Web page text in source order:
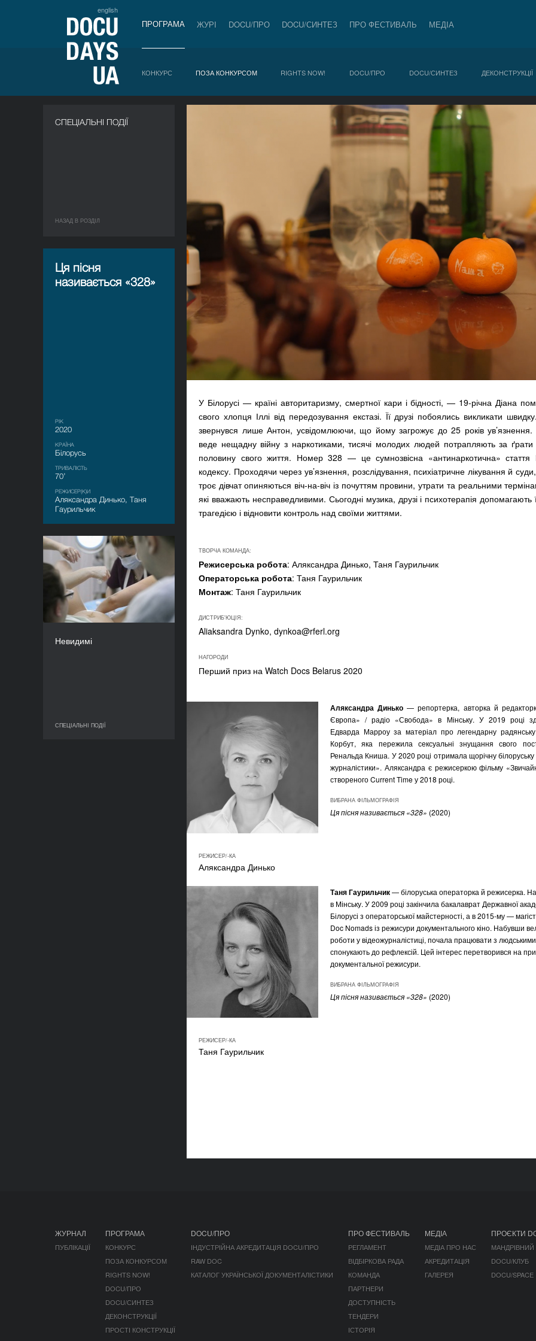
english
ПРОГРАМА ЖУРІ DOCU/ПРО DOCU/СИНТЕЗ ПРО ФЕСТИВАЛЬ МЕДІА
КОНКУРС ПОЗА КОНКУРСОМ RIGHTS NOW! DOCU/ПРО DOCU/СИНТЕЗ ДЕКОНСТРУКЦІЇ
СПЕЦІАЛЬНІ ПОДІЇ
НАЗАД В РОЗДIЛ
Ця пісня
називається «328»
РІК
2020
КРАЇНА
Білорусь
ТРИВАЛІСТЬ
70’
РЕЖИСЕР(К)И
Аляксандра Динько, Таня
Гаурильчик
У Білорусі — країні авторитаризму, смертної кари і бідності, — 19-річна Діана
свого хлопця Іллі від передозування екстазі. Її друзі побоялись викликати
звернувся лише Антон, усвідомлюючи, що йому загрожує до 25 років ув’язнення.
веде нещадну війну з наркотиками, тисячі молодих людей потрапляють за
половину свого життя. Номер 328 — це сумнозвісна «антинаркотична» стаття
кодексу. Проходячи через ув’язнення, розслідування, психіатричне лікування й
троє дівчат опиняються віч-на-віч із почуттям провини, утрати та реальними
які вважають несправедливими. Сьогодні музика, друзі і психотерапія допомагають
трагедією і відновити контроль над своїми життями.
ТВОРЧА КОМАНДА:
Режисерська робота: Аляксандра Динько, Таня Гаурильчик
Операторська робота: Таня Гаурильчик
Монтаж: Таня Гаурильчик
ДИСТРИБ'ЮЦІЯ:
Aliaksandra Dynko, dynkoa@rferl.org
НАГОРОДИ
Перший приз на Watch Docs Belarus 2020
РЕЖИСЕР/-КА
Аляксандра Динько
Аляксандра Динько — репортерка, авторка й
Європа» / радіо «Свобода» в Мінську. У 2019 році
Едварда Марроу за матеріал про легендарну радянську
Корбут, яка пережила сексуальні знущання свого
Ренальда Книша. У 2020 році отримала щорічну
журналістики». Аляксандра є режисеркою фільму
створеного Current Time у 2018 році.
ВИБРАНА ФІЛЬМОГРАФІЯ
Ця пісня називається «328» (2020)
РЕЖИСЕР/-КА
Таня Гаурильчик
Таня Гаурильчик— білоруська операторка й режисерка.
в Мінську. У 2009 році закінчила бакалаврат Державної
Білорусі з операторської майстерності, а в 2015-му —
Doc Nomads із режисури документального кіно. Набувши
роботи у відеожурналістиці, почала працювати з людськими
спонукають до рефлексій. Цей інтерес перетворився на
документальної режисури.
ВИБРАНА ФІЛЬМОГРАФІЯ
Ця пісня називається «328» (2020)
Невидимі
СПЕЦІАЛЬНІ ПОДІЇ
Невидимі
2020
КРАЇНА
Словаччина
РЕЖИСЕР/-КА
ЖУРНАЛ
ПУБЛІКАЦІЇ
ПРОГРАМА
КОНКУРС
ПОЗА КОНКУРСОМ
RIGHTS NOW!
DOCU/ПРО
DOCU/СИНТЕЗ
ДЕКОНСТРУКЦІЇ
ПРОСТІ КОНСТРУКЦІЇ
DOCU/ПРО
ІНДУСТРІЙНА АКРЕДИТАЦІЯ DOCU/ПРО
RAW DOC
КАТАЛОГ УКРАЇНСЬКОЇ ДОКУМЕНТАЛІСТИКИ
ПРО ФЕСТИВАЛЬ
РЕГЛАМЕНТ
ВІДБІРКОВА РАДА
КОМАНДА
ПАРТНЕРИ
ДОСТУПНІСТЬ
ТЕНДЕРИ
ІСТОРІЯ
МЕДІА
МЕДІА ПРО НАС
АКРЕДИТАЦІЯ
ГАЛЕРЕЯ
ПРОЄКТИ
DOCU/КЛУБ
DOCU/SPACE